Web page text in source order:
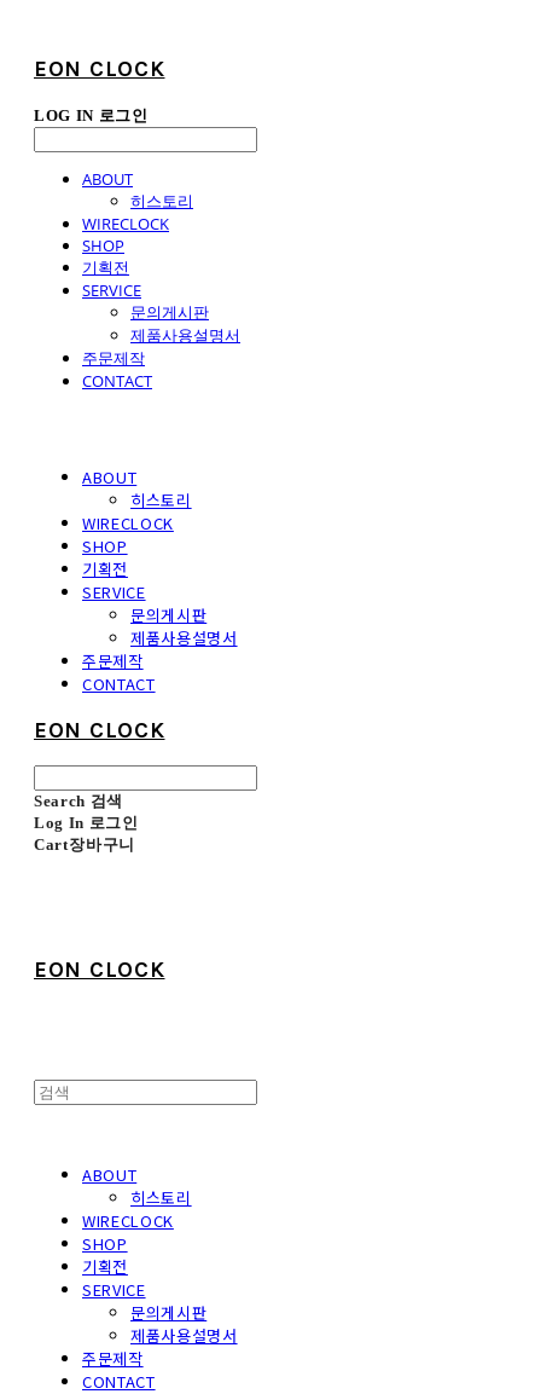
EON CLOCK
LOG IN 로그인
ABOUT
히스토리
WIRECLOCK
SHOP
기획전
SERVICE
문의게시판
제품사용설명서
주문제작
CONTACT
ABOUT
히스토리
WIRECLOCK
SHOP
기획전
SERVICE
문의게시판
제품사용설명서
주문제작
CONTACT
EON CLOCK
Search 검색
Log In 로그인
Cart장바구니
EON CLOCK
ABOUT
히스토리
WIRECLOCK
SHOP
기획전
SERVICE
문의게시판
제품사용설명서
주문제작
CONTACT